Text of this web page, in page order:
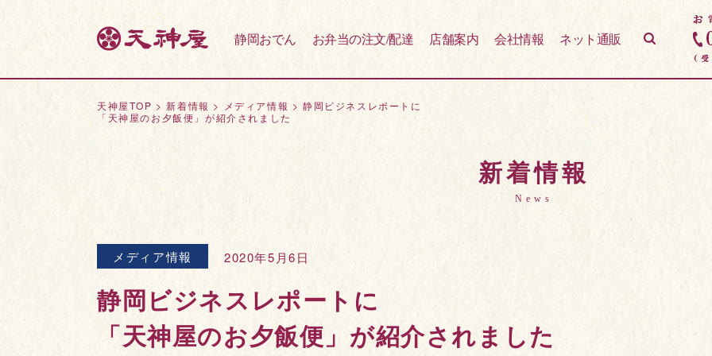
静岡おでん お弁当の注文/配達 店舗案内 会社情報 ネット通販
天神屋TOP >新着情報 > メディア情報 >静岡ビジネスレポートに
「天神屋のお夕飯便」が紹介されました
新着情報
News
メディア情報 2020年5月6日
静岡ビジネスレポートに
「天神屋のお夕飯便」が紹介されました